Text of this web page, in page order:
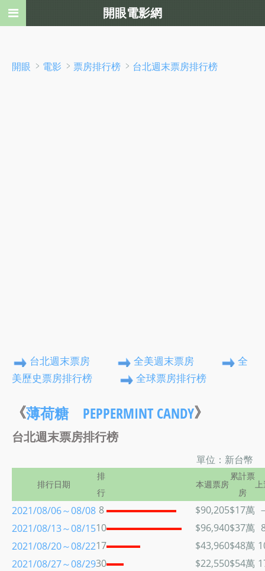
開眼 ﹥ 電影 ﹥ 票房排行榜 ﹥ 台北週末票房排行榜
台北週末票房 全美週末票房
全
美歷史票房排行榜
全球票房排行榜
《薄荷糖 PEPPERMINT CANDY》
台北週末票房排行榜
單位：新台幣
排行日期
排
行
本週票房
累計票
房
2021/08/06～08/08 8 $90,205$17萬
2021/08/13～08/1510 $96,940$37萬
2021/08/20～08/2217 $43,960$48萬
2021/08/27～08/2930 $22,550$54萬
開眼電影網